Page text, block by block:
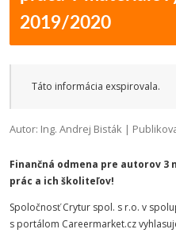
2019/2020
Táto informácia exspirovala.
Autor: Ing. Andrej Bisták |
Finančná odmena pre autorov 3
prác a ich školiteľov!
Spoločnosť Crytur spol. s r.o. v
s portálom Careermarket.cz